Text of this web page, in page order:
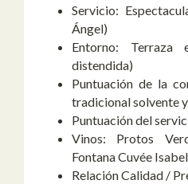
Servicio:
Ángel)
Entorno: Terraza
distendida)
Puntuación de la
tradicional solvente
Puntuación del
Vinos: Protos
Fontana Cuvée
Relación Calidad /